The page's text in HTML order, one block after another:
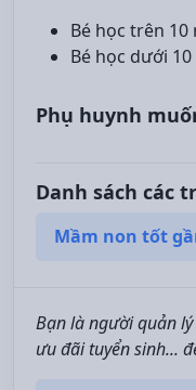
Bé học trên
Bé học dưới
Phụ huynh
Danh sách các
Mầm non tốt
Bạn là người quản
ưu đãi tuyển sinh...